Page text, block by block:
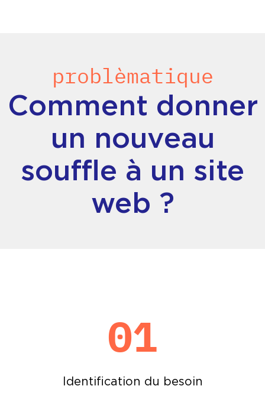
problèmatique
Comment donner
un nouveau
souffle à un site
web ?
01
Identification du besoin